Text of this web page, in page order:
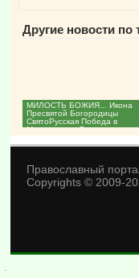
Другие новости по
МИЛОСТЬ БОЖИЯ... Икона
Пресвятой Богородицы
СвятоРусская Победа в
Мариуполе и Волновахе.
(ВИДЕО)...
Православный
Copyrights © 2009-